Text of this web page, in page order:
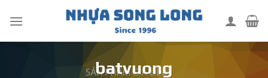
batvuong